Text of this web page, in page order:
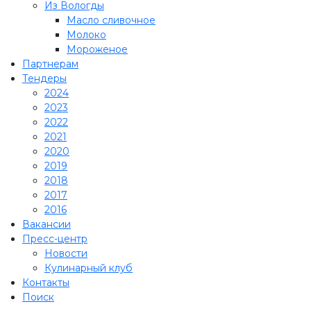
Из Вологды
Масло сливочное
Молоко
Мороженое
Партнерам
Тендеры
2024
2023
2022
2021
2020
2019
2018
2017
2016
Вакансии
Пресс-центр
Новости
Кулинарный клуб
Контакты
Поиск